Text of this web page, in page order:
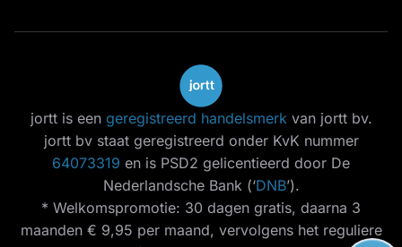
jortt is een geregistreerd handelsmerkvan jortt bv.
jortt bv staat geregistreerd onder KvK nummer
64073319 en is PSD2 gelicentieerd door De
Nederlandsche Bank (‘DNB’).
* Welkomspromotie: 30 dagen gratis, daarna 3
maanden € 9,95 per maand, vervolgens het reguliere